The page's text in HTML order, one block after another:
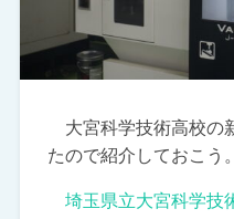
大宮科学技術高校の
たので紹介しておこう。
埼玉県立大宮科学技